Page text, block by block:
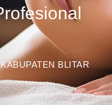
BLITAR